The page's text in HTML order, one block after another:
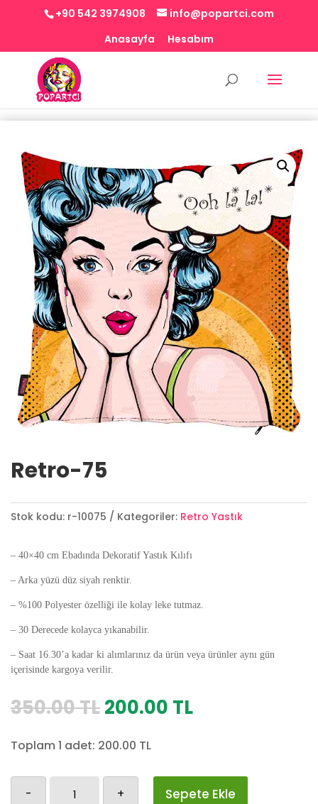
+90 542 3974908
info@popartci.com
Anasayfa
Hesabım
Retro-75
Stok kodu: r-10075 Kategoriler: Retro Yastık
– 40×40 cm Ebadında Dekoratif Yastık Kılıfı
– Arka yüzü düz siyah renktir.
– %100 Polyester özelliği ile kolay leke tutmaz.
– 30 Derecede kolayca yıkanabilir.
– Saat 16.30’a kadar ki alımlarınız da ürün veya ürünler aynı gün
içerisinde kargoya verilir.
350.00TLOrijinal
350.00 TL.
200.00 TLŞu
Toplam 1 adet: 200.00 TL
- + Sepete Ekle